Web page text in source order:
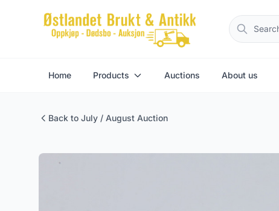
Home Products Auctions About us
Back to July / August Auction